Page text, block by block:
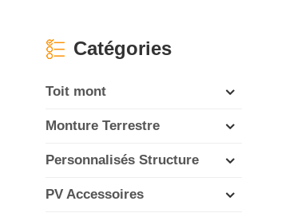
Catégories
Toit mont
Monture Terrestre
Personnalisés Structure
PV Accessoires